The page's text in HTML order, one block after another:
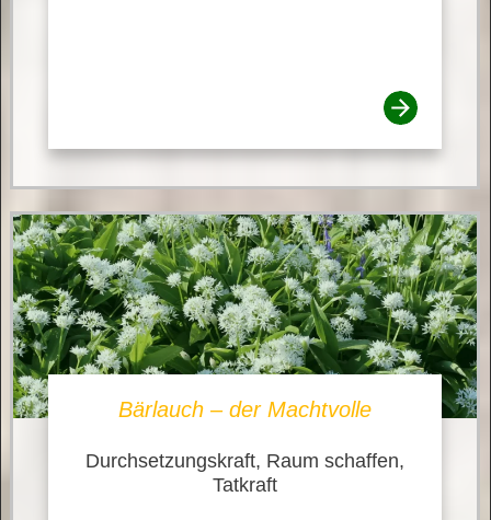
Bärlauch – der Machtvolle
Durchsetzungskraft, Raum schaffen,
Tatkraft